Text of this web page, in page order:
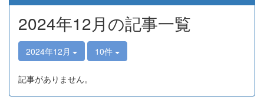
2024年12月の記事一覧
2024年12月 10件
記事がありません。